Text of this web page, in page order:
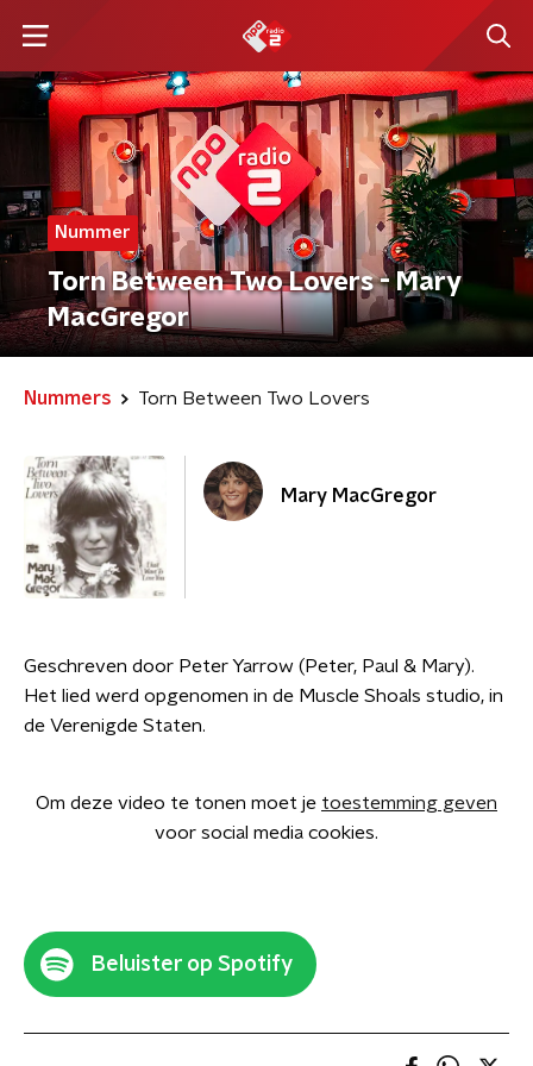
Nummer
Torn Between Two Lovers - Mary
MacGregor
Nummers Torn Between Two Lovers
Mary MacGregor
Geschreven door Peter Yarrow (Peter, Paul & Mary).
Het lied werd opgenomen in de Muscle Shoals studio, in
de Verenigde Staten.
Om deze video te tonen moet je toestemming geven
voor social media cookies.
Beluister op Spotify